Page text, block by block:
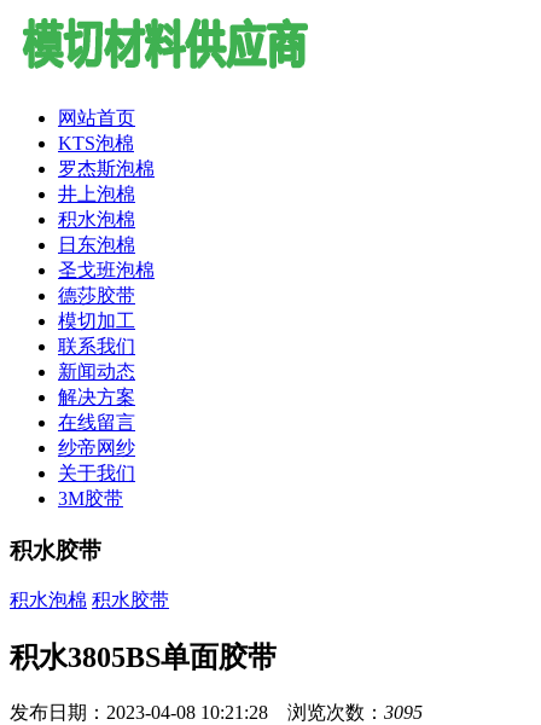
网站首页
KTS泡棉
罗杰斯泡棉
井上泡棉
积水泡棉
日东泡棉
圣戈班泡棉
德莎胶带
模切加工
联系我们
新闻动态
解决方案
在线留言
纱帝网纱
关于我们
3M胶带
积水胶带
积水泡棉 积水胶带
积水3805BS单面胶带
发布日期：2023-04-08 10:21:28 浏览次数： 3095